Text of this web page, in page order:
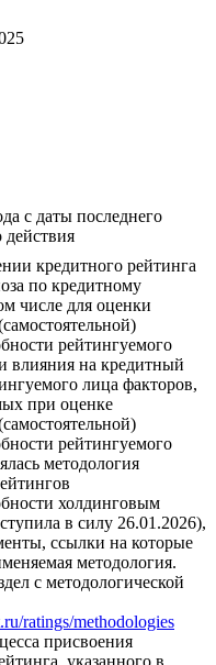
с даты последнего
действия
кредитного рейтинга
по кредитному
числе для оценки
рейтингуемого
влияния на кредитный
лица факторов,
при оценке
рейтингуемого
методология
холдинговым
в силу 26.01.2026),
ссылки на которые
методология.
с методологической
ratings/methodologies
присвоения